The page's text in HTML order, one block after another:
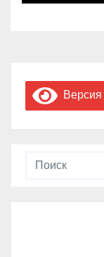
Версия